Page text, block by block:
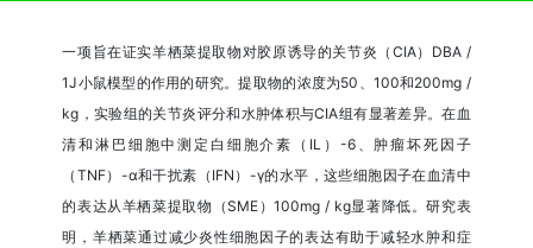
一项旨在证实羊栖菜提取物对胶原诱导的关节炎（CIA）DBA /
1J小鼠模型的作用的研究。提取物的浓度为50、100和200mg /
kg，实验组的关节炎评分和水肿体积与CIA组有显著差异。在血
清和淋巴细胞中测定白细胞介素（IL）-6、肿瘤坏死因子
（TNF）-α和干扰素（IFN）-γ的水平，这些细胞因子在血清中
的表达从羊栖菜提取物（SME）100mg / kg显著降低。研究表
明，羊栖菜通过减少炎性细胞因子的表达有助于减轻水肿和症